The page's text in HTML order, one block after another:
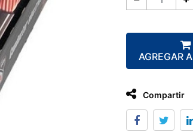
AGREGAR
Compartir